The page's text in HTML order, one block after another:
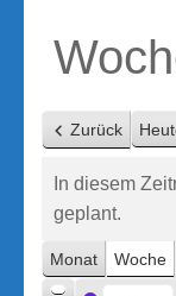
Zurück
In diesem
geplant.
Monat Woche